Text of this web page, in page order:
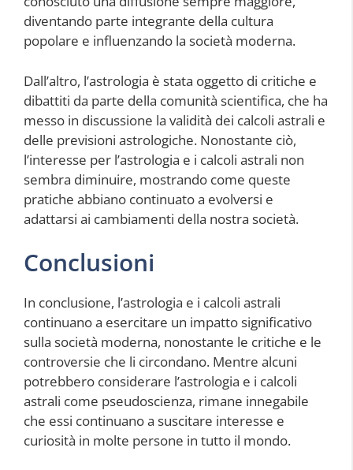
diventando parte integrante della cultura
popolare e influenzando la società moderna.
Dall’altro, l’astrologia è stata oggetto di critiche e
dibattiti da parte della comunità scientifica, che ha
messo in discussione la validità dei calcoli astrali e
delle previsioni astrologiche. Nonostante ciò,
l’interesse per l’astrologia e i calcoli astrali non
sembra diminuire, mostrando come queste
pratiche abbiano continuato a evolversi e
adattarsi ai cambiamenti della nostra società.
Conclusioni
In conclusione, l’astrologia e i calcoli astrali
continuano a esercitare un impatto significativo
sulla società moderna, nonostante le critiche e le
controversie che li circondano. Mentre alcuni
potrebbero considerare l’astrologia e i calcoli
astrali come pseudoscienza, rimane innegabile
che essi continuano a suscitare interesse e
curiosità in molte persone in tutto il mondo.